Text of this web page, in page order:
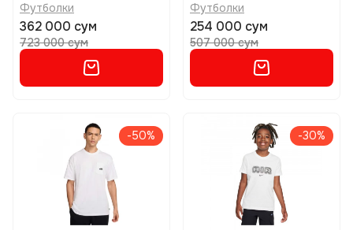
Футболки
362 000 сум
723 000 сум
Футболки
254 000 сум
507 000 сум
-50% -30%